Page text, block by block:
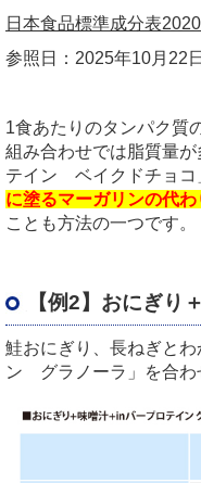
日本食品標準成分表
参照日： 2025年10月 22 日
1食あたりのタンパク質
組み合わせでは脂質量が
テイン ベイクドチョコ
に塗るマーガリンの代
ことも方法の一つです。
【例2】おにぎり
鮭おにぎり、長ねぎとわ
ン グラノーラ」を合わ